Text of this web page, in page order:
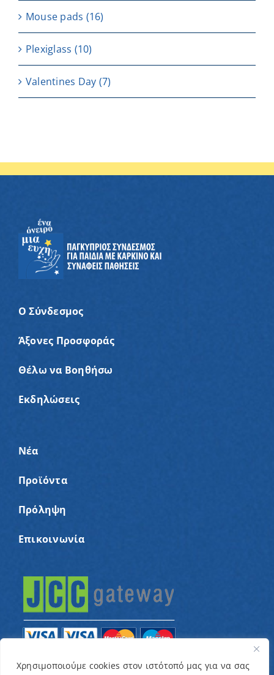
Χρησιμοποιούμε cookies στον ιστότοπό μας για να σας
Μouse pads (16)
Plexiglass (10)
Valentines Day (7)
Ο Σύνδεσμος
Άξονες Προσφοράς
Θέλω να Βοηθήσω
Εκδηλώσεις
Νέα
Προϊόντα
Πρόληψη
Επικοινωνία